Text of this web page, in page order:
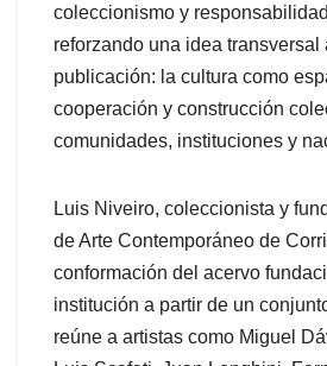
coleccionismo y
reforzando una idea transversal
publicación: la cultura como
cooperación y construcción
comunidades, instituciones y
Luis Niveiro, coleccionista y
de Arte Contemporáneo de
conformación del acervo
institución a partir de un
reúne a artistas como Miguel